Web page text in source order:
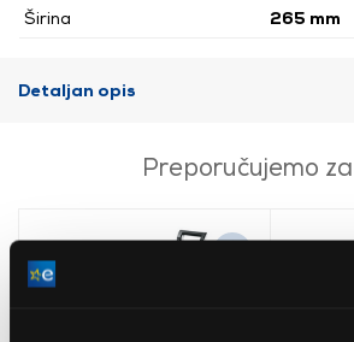
Širina
265 mm
Detaljan opis
Preporučujemo